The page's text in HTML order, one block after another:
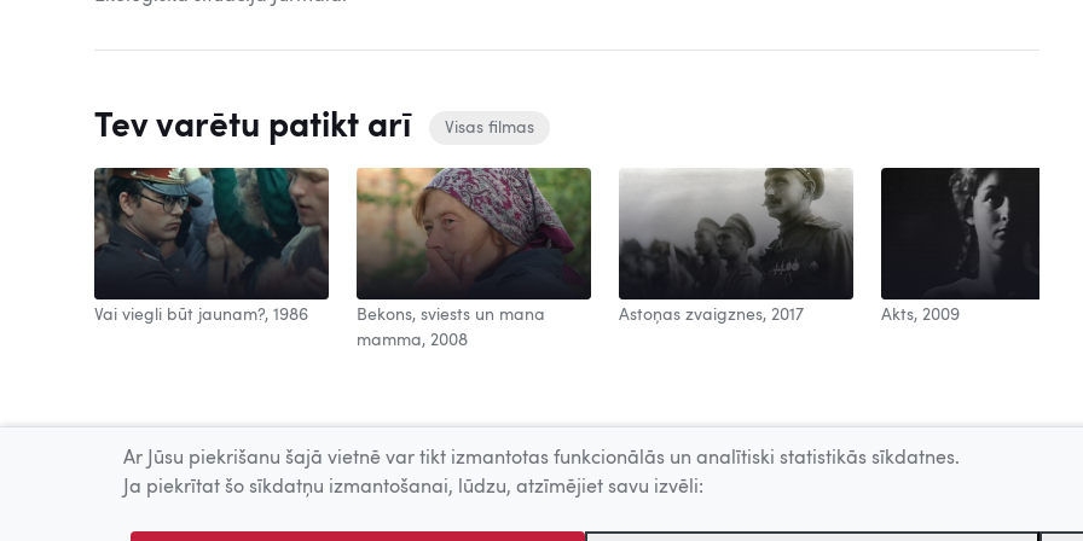
Tev varētu patikt arī Visas filmas
Vai viegli būt jaunam?, 1986
Bekons, sviests un mana
mamma, 2008
Astoņas zvaigznes, 2017 Akts, 2009
Ar Jūsu piekrišanu šajā vietnē var tikt izmantotas funkcionālās un analītiski statistikās sīkdatnes.
Ja piekrītat šo sīkdatņu izmantošanai, lūdzu, atzīmējiet savu izvēli: